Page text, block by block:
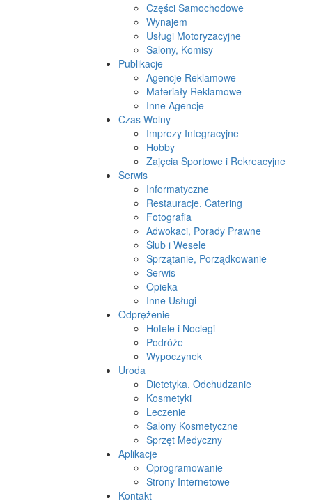
Części Samochodowe
Wynajem
Usługi Motoryzacyjne
Salony, Komisy
Publikacje
Agencje Reklamowe
Materiały Reklamowe
Inne Agencje
Czas Wolny
Imprezy Integracyjne
Hobby
Zajęcia Sportowe i Rekreacyjne
Serwis
Informatyczne
Restauracje, Catering
Fotografia
Adwokaci, Porady Prawne
Ślub i Wesele
Sprzątanie, Porządkowanie
Serwis
Opieka
Inne Usługi
Odprężenie
Hotele i Noclegi
Podróże
Wypoczynek
Uroda
Dietetyka, Odchudzanie
Kosmetyki
Leczenie
Salony Kosmetyczne
Sprzęt Medyczny
Aplikacje
Oprogramowanie
Strony Internetowe
Kontakt